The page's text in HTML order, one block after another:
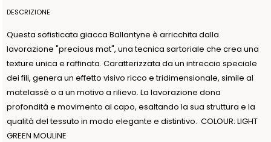
DESCRIZIONE
Questa sofisticata giacca Ballantyne è arricchita dalla
lavorazione "precious mat", una tecnica sartoriale che crea una
texture unica e raffinata. Caratterizzata da un intreccio speciale
dei fili, genera un effetto visivo ricco e tridimensionale, simile al
matelassé o a un motivo a rilievo. La lavorazione dona
profondità e movimento al capo, esaltando la sua struttura e la
qualità del tessuto in modo elegante e distintivo. COLOUR: LIGHT
GREEN MOULINE
Gli articoli possono essere restituiti entro 14 giorni dalla data di
Ballantyne e sarà gratuita per ordini superiori a 300€, sarà
invece a carico del cliente se l’importo è inferiore. La spedizione
del reso va effettuata entro 3 giorni dalla data di autorizzazione.
Ballantyne accetta resi a condizione che il sigillo di garanzia
presente sul capo non venga rimosso. Per ulteriori informazioni
leggere l'informativa nella sezione dedicata del sito alla voce
POLITICHE DI RESO.